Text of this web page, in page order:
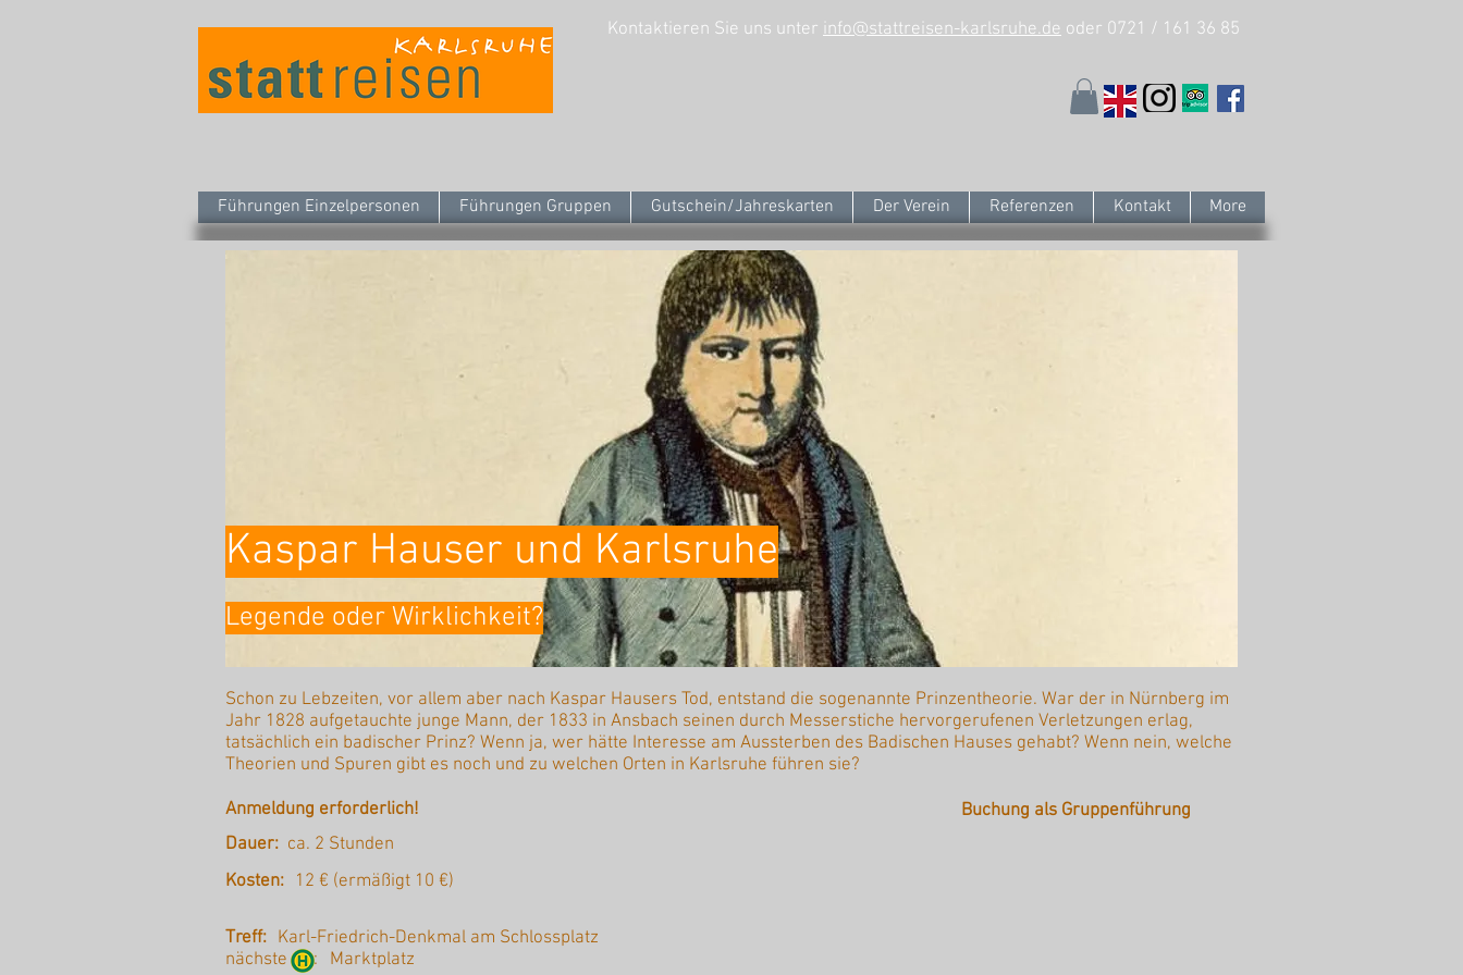
Kontaktieren Sie uns unter info@stattreisen-karlsruhe.de oder 0721 / 161 36 85
Führungen Einzelpersonen Führungen Gruppen Gutschein/Jahreskarten Der Verein Referenzen Kontakt More
Legende oder Wirklichkeit?
Kaspar Hauser und Karlsruhe
Schon zu Lebzeiten, vor allem aber nach Kaspar Hausers Tod, entstand die sogenannte Prinzentheorie. War der in Nürnberg im
Jahr 1828 aufgetauchte junge Mann, der 1833 in Ansbach seinen durch Messerstiche hervorgerufenen Verletzungen erlag,
tatsächlich ein badischer Prinz? Wenn ja, wer hätte Interesse am Aussterben des Badischen Hauses gehabt? Wenn nein, welche
Theorien und Spuren gibt es noch und zu welchen Orten in Karlsruhe führen sie?
Buchung als Gruppenführung
Anmeldung erforderlich!
ca. 2 Stunden
Dauer:
Kosten: 12 € (ermäßigt 10 €)
Karl-Friedrich-Denkmal am Schlossplatz
Treff:
nächste :
Marktplatz